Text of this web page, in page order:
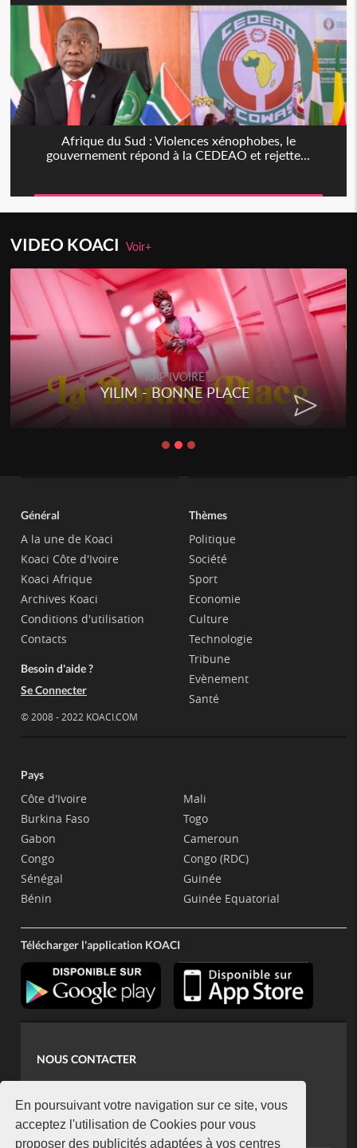
En poursuivant votre navigation sur ce site, vous
acceptez l'utilisation de Cookies pour vous
proposer des publicités adaptées à vos centres
Afrique du Sud : Violences xénophobes, le
gouvernement répond à la CEDEAO et rejette...
VIDEO KOACIVoir+
RAP IVOIRE
YILIM - BONNE PLACE
Général
A la une de Koaci
Koaci Côte d'Ivoire
Koaci Afrique
Archives Koaci
Conditions d'utilisation
Contacts
Besoin d'aide ?
Se Connecter
© 2008 - 2022 KOACI.COM
Thèmes
Politique
Société
Sport
Economie
Culture
Technologie
Tribune
Evènement
Santé
Pays
Côte d'Ivoire
Burkina Faso
Gabon
Congo
Sénégal
Bénin
Mali
Togo
Cameroun
Congo (RDC)
Guinée
Guinée Equatorial
Télécharger l'application KOACI
NOUS CONTACTER
koaci@yahoo.fr
+225 07 08 85 52 93